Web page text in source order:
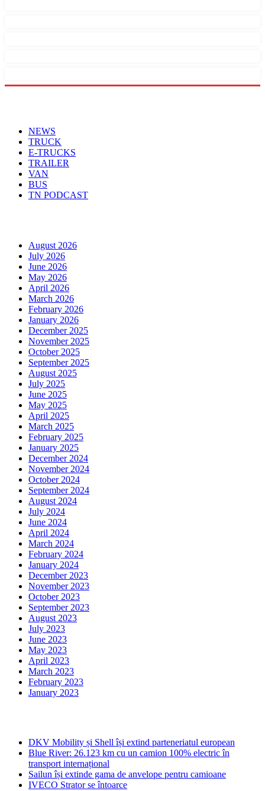
NEWS
TRUCK
E-TRUCKS
TRAILER
VAN
BUS
TN PODCAST
August 2026
July 2026
June 2026
May 2026
April 2026
March 2026
February 2026
January 2026
December 2025
November 2025
October 2025
September 2025
August 2025
July 2025
June 2025
May 2025
April 2025
March 2025
February 2025
January 2025
December 2024
November 2024
October 2024
September 2024
August 2024
July 2024
June 2024
April 2024
March 2024
February 2024
January 2024
December 2023
November 2023
October 2023
September 2023
August 2023
July 2023
June 2023
May 2023
April 2023
March 2023
February 2023
January 2023
DKV Mobility și Shell își extind parteneriatul european
Blue River: 26.123 km cu un camion 100% electric în
transport internațional
Sailun își extinde gama de anvelope pentru camioane
IVECO Strator se întoarce